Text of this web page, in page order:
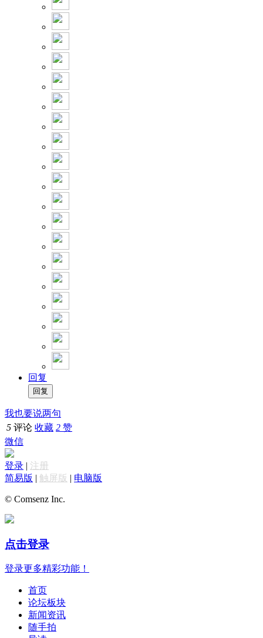
回复
我也要说两句
5 评论 收藏 2 赞
微信
登录 | 注册
简易版 | 触屏版 | 电脑版
© Comsenz Inc.
点击登录
登录更多精彩功能！
首页
论坛板块
新闻资讯
随手拍